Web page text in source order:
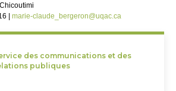
| marie-claude_bergeron@uqac.ca
des communications et des
publiques